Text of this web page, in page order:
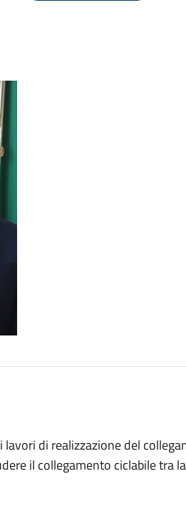
di realizzazione del
il collegamento ciclabile tra